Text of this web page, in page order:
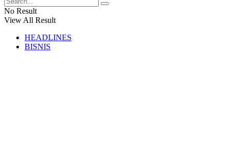
No Result
View All Result
HEADLINES
BISNIS